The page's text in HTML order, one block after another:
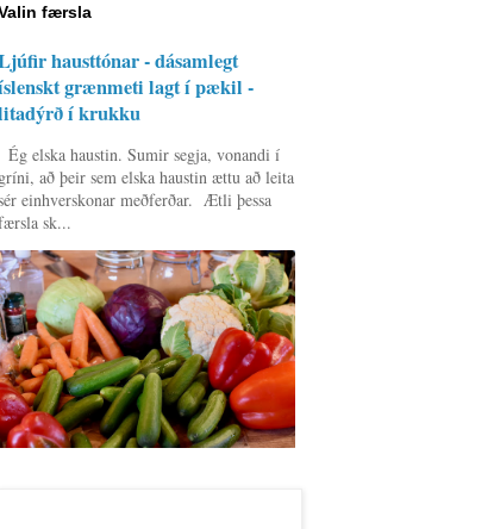
færsla
hausttónar - dásamlegt
grænmeti lagt í pækil -
í krukku
Ég elska haustin. Sumir segja, vonandi í
gríni, að þeir sem elska haustin ættu að leita
einhverskonar meðferðar. Ætli þessa
sk...